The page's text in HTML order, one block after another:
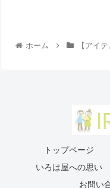
ホーム 【アイ
トップページ
いろは屋への思い
お問い